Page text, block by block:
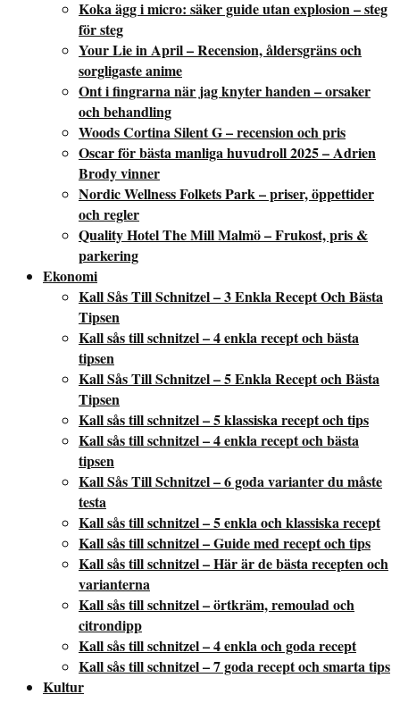
Koka ägg i micro: säker guide utan explosion – steg
för steg
Your Lie in April – Recension, åldersgräns och
sorgligaste anime
Ont i fingrarna när jag knyter handen – orsaker
och behandling
Woods Cortina Silent G – recension och pris
Oscar för bästa manliga huvudroll 2025 – Adrien
Brody vinner
Nordic Wellness Folkets Park – priser, öppettider
och regler
Quality Hotel The Mill Malmö – Frukost, pris &
parkering
Ekonomi
Kall Sås Till Schnitzel – 3 Enkla Recept Och Bästa
Tipsen
Kall sås till schnitzel – 4 enkla recept och bästa
tipsen
Kall Sås Till Schnitzel – 5 Enkla Recept och Bästa
Tipsen
Kall sås till schnitzel – 5 klassiska recept och tips
Kall sås till schnitzel – 4 enkla recept och bästa
tipsen
Kall Sås Till Schnitzel – 6 goda varianter du måste
testa
Kall sås till schnitzel – 5 enkla och klassiska recept
Kall sås till schnitzel – Guide med recept och tips
Kall sås till schnitzel – Här är de bästa recepten och
varianterna
Kall sås till schnitzel – örtkräm, remoulad och
citrondipp
Kall sås till schnitzel – 4 enkla och goda recept
Kall sås till schnitzel – 7 goda recept och smarta tips
Kultur